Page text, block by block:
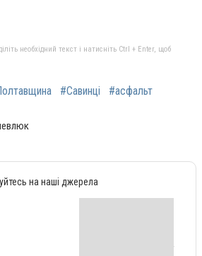
необхідний текст і натисніть Ctrl + Enter, щоб
#Савинці #асфальт
на наші джерела